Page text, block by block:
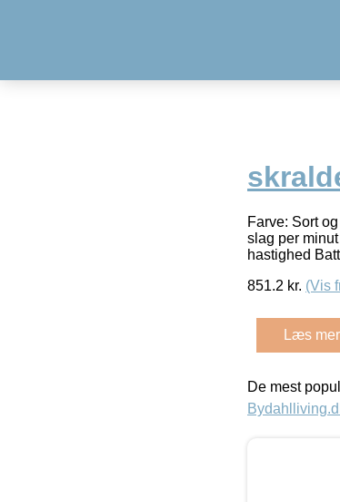
Farve: Sort
slag per
hastighed
851.2 kr. (Vis
Læs
De mest